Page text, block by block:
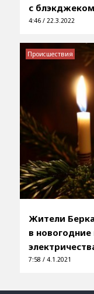
с
4:46 / 22.3.2022
Жители
в новогодние
7:58 / 4.1.2021
Происшествия